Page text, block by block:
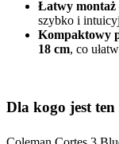
Łatwy montaż
szybko i
Kompaktowy
18 cm, co
Dla kogo jest